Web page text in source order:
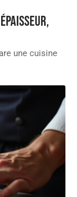
une cuisine